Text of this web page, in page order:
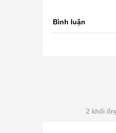
Bình luận
2 khối